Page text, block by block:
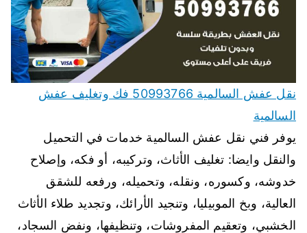
نقل عفش السالمية 50993766 فك وتغليف عفش
السالمية
يوفر فني نقل عفش السالمية خدمات في التحميل
والنقل وايضا: تغليف الأثاث، وتركيبه، أو فكه، وإصلاح
خدوشه، وكسوره، ونقله، وتحميله، ورفعه للشقق
العالية، وبخ الموبيليا، وتنجيد الأرائك، وتجديد طلاء الأثاث
الخشبي، وتعقيم المفروشات، وتنظيفها، ونفض السجاد،